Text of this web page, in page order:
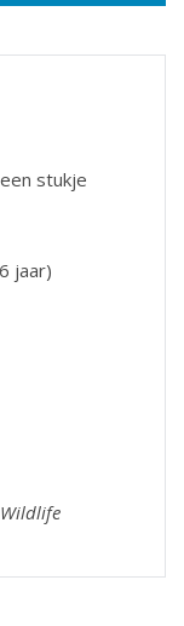
stukje
jaar)
Wildlife